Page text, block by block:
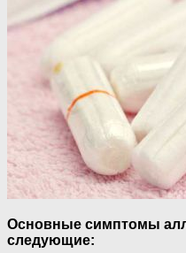
Основные симптомы
следующие: